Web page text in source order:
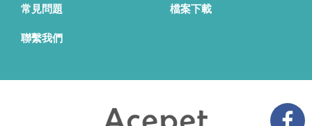
常見問題 檔案下載
聯繫我們